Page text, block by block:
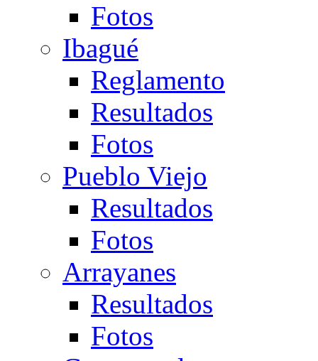
Fotos
Ibagué
Reglamento
Resultados
Fotos
Pueblo Viejo
Resultados
Fotos
Arrayanes
Resultados
Fotos